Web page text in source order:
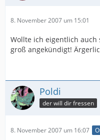
Besetzung
Rolle Darsteller
Horst Bauer Hans-
Hanne Bauer Caroline
Henrik Spiess Matthias
Dr. Helsing Jürgen
Dr. Gerd Naumann
http://www.daserste.de/
8. November 2007 um 15:01
Wollte ich eigentlich auch
groß angekündigt!
Poldi
der will dir fressen
8. November 2007 um 16:07